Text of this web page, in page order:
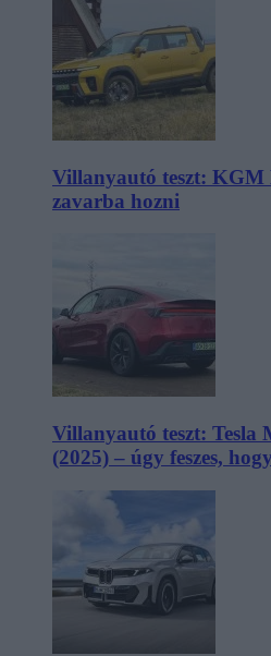
Villanyautó teszt: KGM
zavarba hozni
Villanyautó teszt: Tesla
(2025) – úgy feszes,